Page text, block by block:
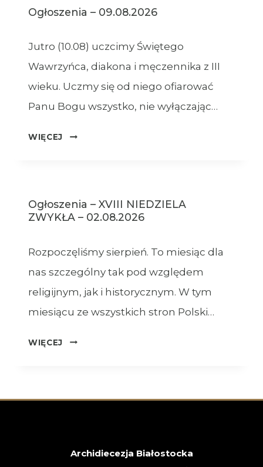
Ogłoszenia – 09.08.2026
Jutro (10.08) uczcimy Świętego
Wawrzyńca, diakona i męczennika z III
wieku. Uczmy się od niego ofiarować
Panu Bogu wszystko, nie wyłączając…
WIĘCEJ
OGŁOSZENIA
Ogłoszenia – XVIII NIEDZIELA
ZWYKŁA – 02.08.2026
Rozpoczęliśmy sierpień. To miesiąc dla
nas szczególny tak pod względem
religijnym, jak i historycznym. W tym
miesiącu ze wszystkich stron Polski…
WIĘCEJ
OGŁOSZENIA
ZWYKŁA
Archidiecezja Białostocka